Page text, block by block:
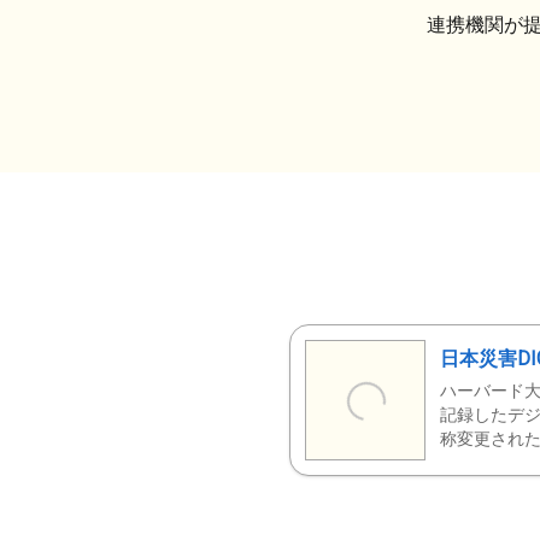
連携機関が
日本災害
ハーバード
記録したデ
称変更された